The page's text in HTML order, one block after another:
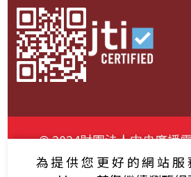
© 2024財團法人中央廣播
資通安全政策聲明
服務條
為提供您更好的網站服